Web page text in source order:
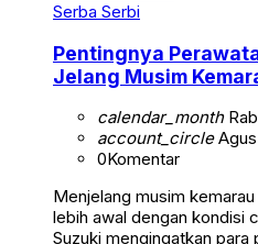
Serba Serbi
Pentingnya
Jelang Musim
calendar_month
account_circleAgus
0Komentar
Menjelang musim
lebih awal dengan kondisi
Suzuki mengingatkan para